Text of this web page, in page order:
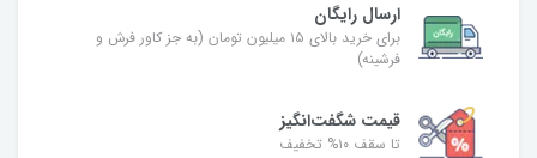
ارسال رایگان
برای خرید بالای ۱۵ میلیون تومان (به جز کاور فرش و
فرشینه)
قیمت شگفت‌انگیز
تا سقف ۱۰% تخفیف